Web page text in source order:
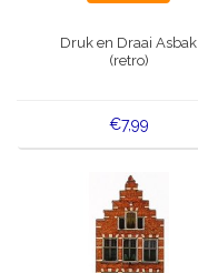
Druk en Draai Asbak
(retro)
€7,99